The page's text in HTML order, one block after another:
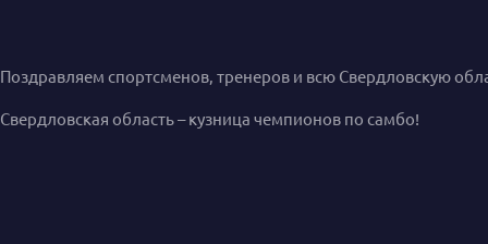
Поздравляем спортсменов, тренеров и всю Свердловскую
Свердловская область – кузница чемпионов по самбо!